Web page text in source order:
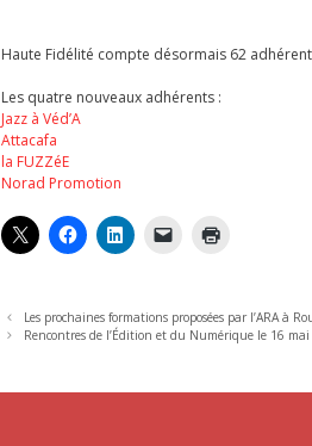
Haute Fidélité compte désormais 62
Les quatre nouveaux adhérents :
Jazz à Véd’A
Attacafa
la FUZZéE
Norad Promotion
Les prochaines formations proposées par l’ARA à
Rencontres de l’Édition et du Numérique le 16 mai